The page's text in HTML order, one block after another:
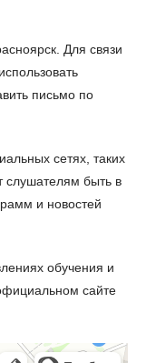
Для связи
письмо по
сетях, таких
слушателям быть в
и новостей
обучения и
сайте